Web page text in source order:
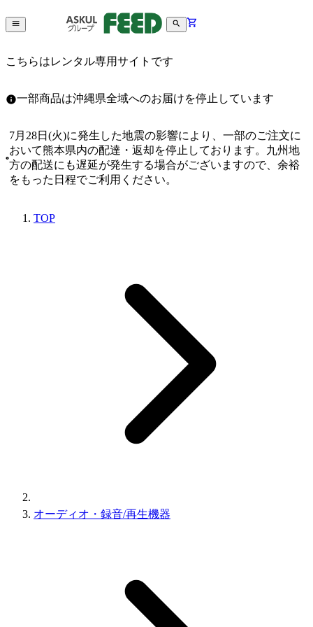
こちらはレンタル専用サイトです
一部商品は沖縄県全域へのお届けを停止しています
7月28日(火)に発生した地震の影響により、一部のご注文に
おいて熊本県内の配達・返却を停止しております。九州地
方の配送にも遅延が発生する場合がございますので、余裕
をもった日程でご利用ください。
TOP
オーディオ・録音/再生機器